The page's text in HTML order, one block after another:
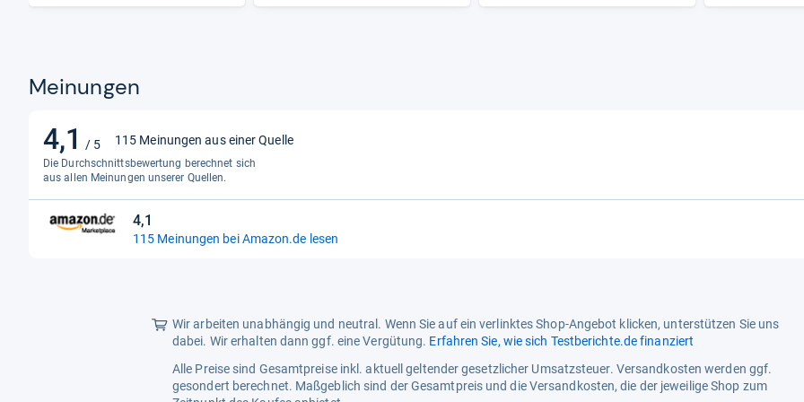
Funktionen
Meinungen
4,1 / 5
4,1
von
5
Sternen
115 Meinungen aus einer Quelle
Die Durchschnittsbewertung berechnet sich
aus allen Meinungen unserer Quellen.
4,1
4,1
von
115 Meinungen bei Amazon.de lesen
Wir arbeiten unabhängig und neutral. Wenn Sie auf ein verlinktes Shop-Angebot klicken, unterstützen Sie uns
dabei. Wir erhalten dann ggf. eine Vergütung. Erfahren Sie, wie sich Testberichte.de finanziert
Alle Preise sind Gesamtpreise inkl. aktuell geltender gesetzlicher Umsatzsteuer. Versandkosten werden ggf.
gesondert berechnet. Maßgeblich sind der Gesamtpreis und die Versandkosten, die der jeweilige Shop zum